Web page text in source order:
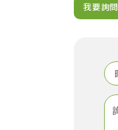
我要詢問